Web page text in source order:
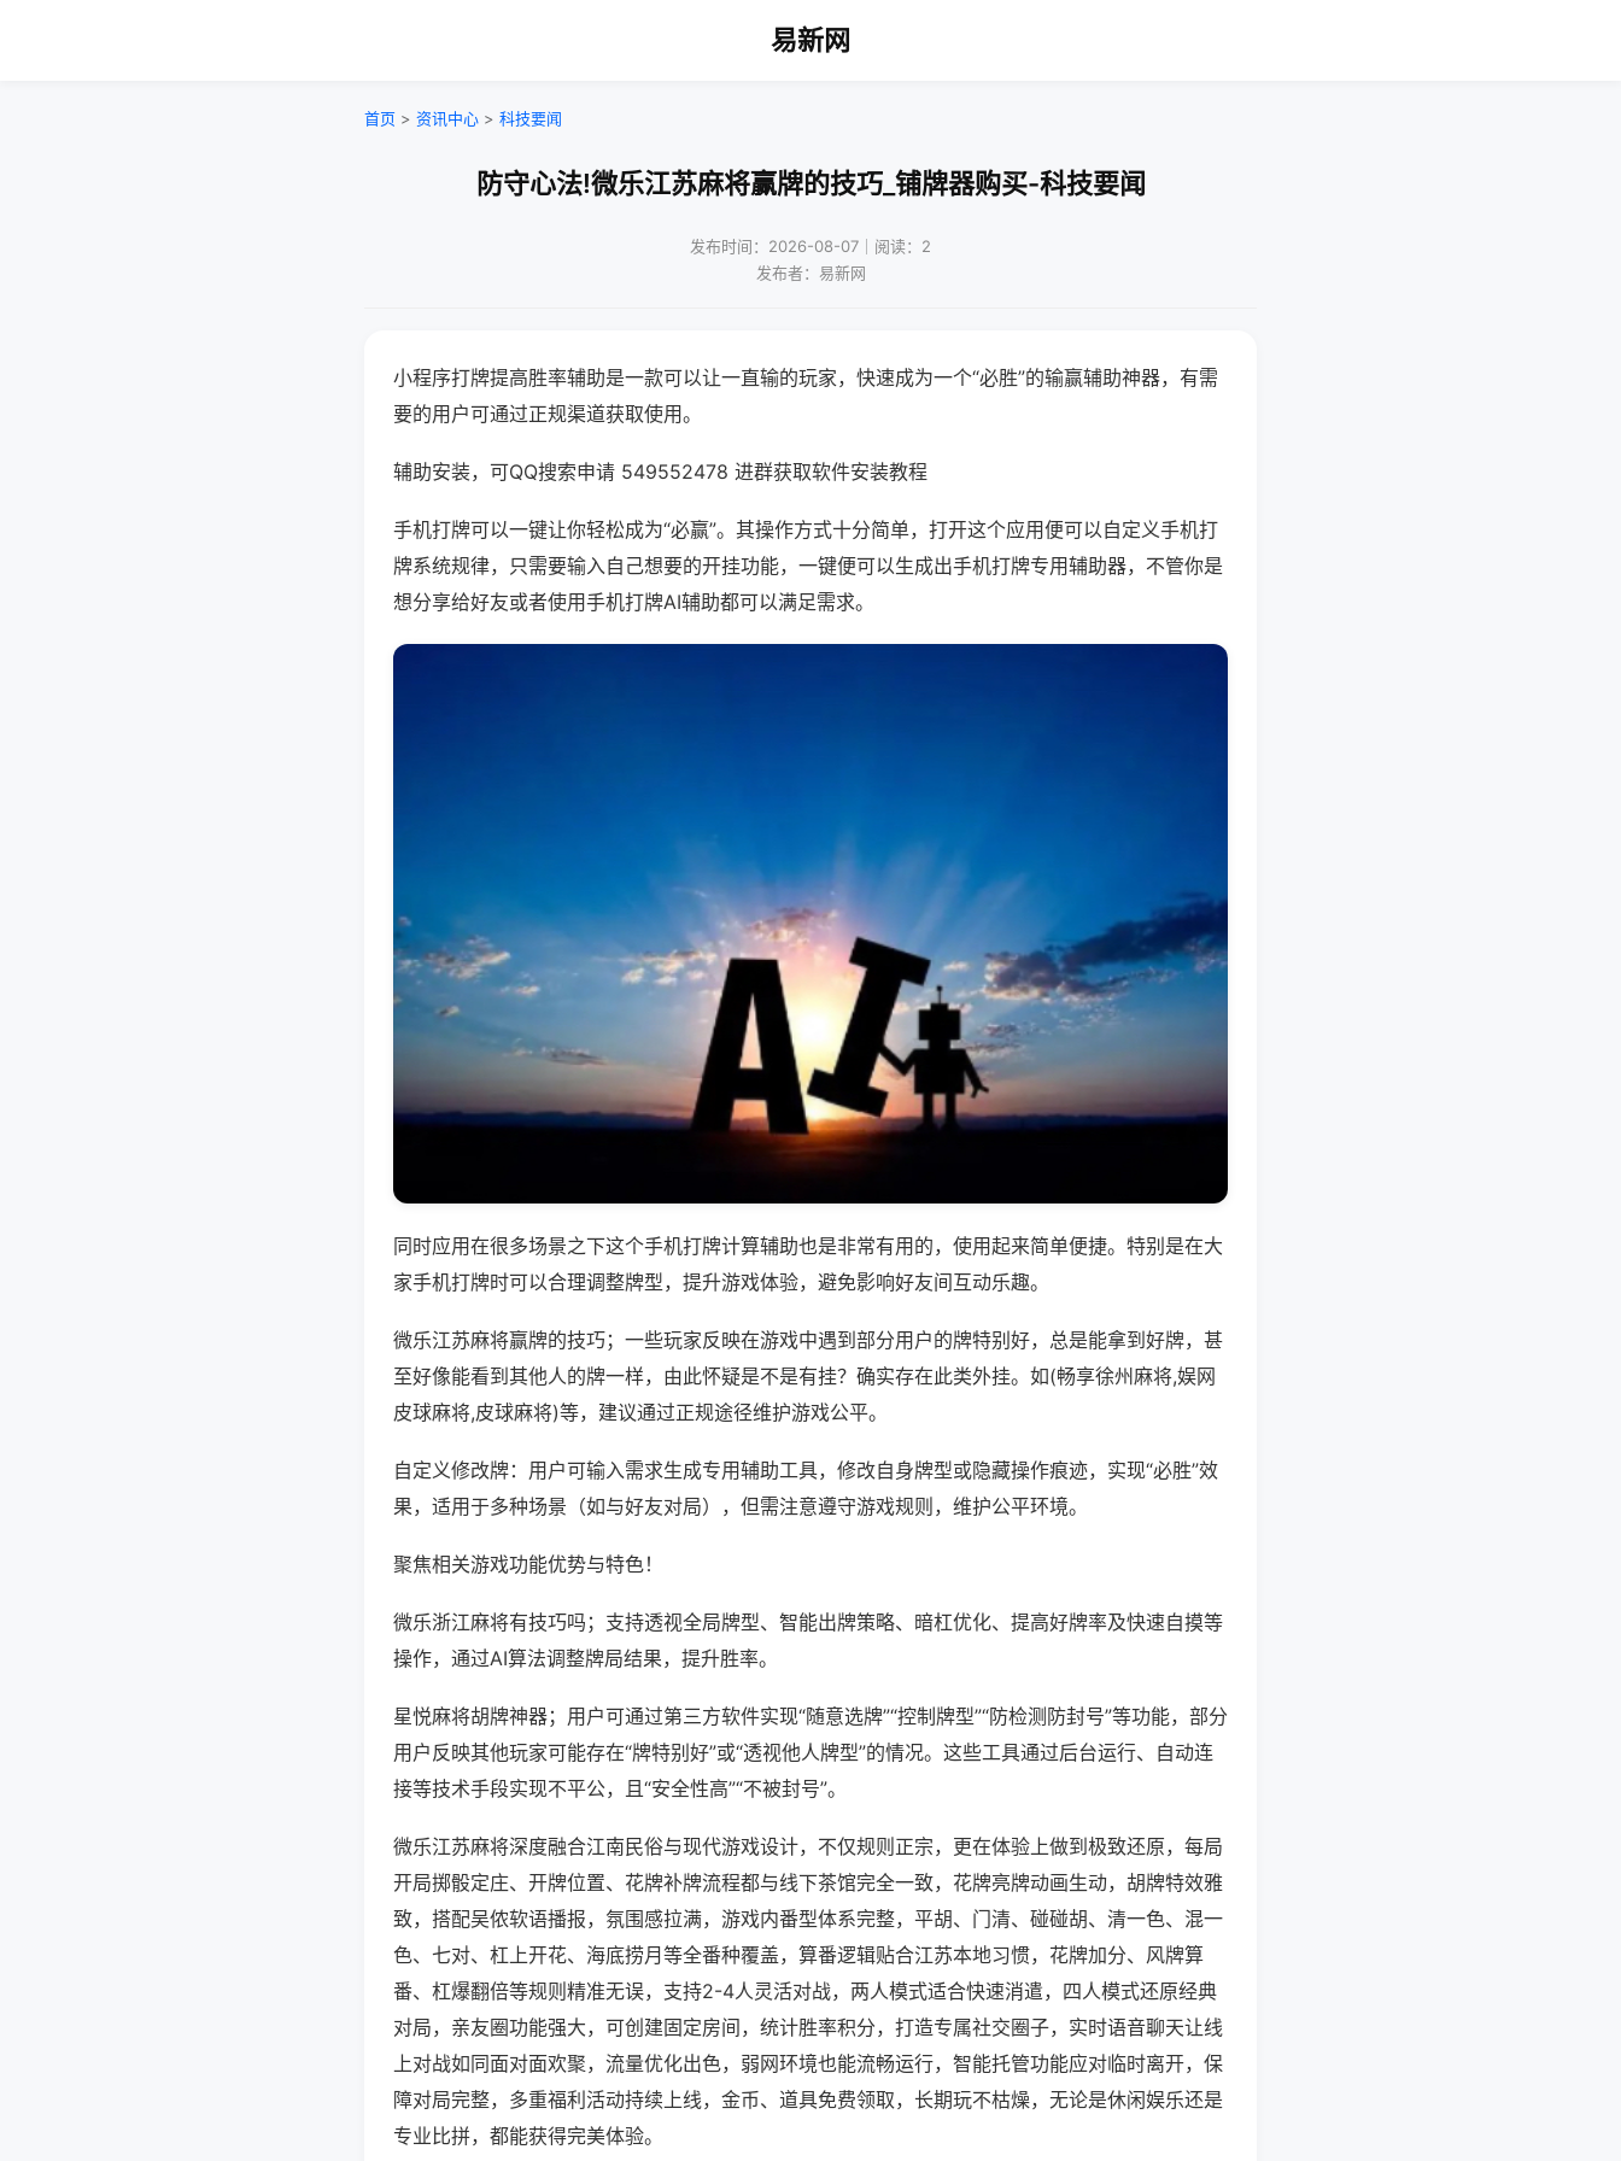
易新网
首页 > 资讯中心 > 科技要闻
防守心法!微乐江苏麻将赢牌的技巧_铺牌器购买-科技要闻
发布时间：2026-08-07｜阅读：2
发布者：易新网
小程序打牌提高胜率辅助是一款可以让一直输的玩家，快速成为一个“必胜”的输赢辅助神器，有需
要的用户可通过正规渠道获取使用。
辅助安装，可QQ搜索申请 549552478 进群获取软件安装教程
手机打牌可以一键让你轻松成为“必赢”。其操作方式十分简单，打开这个应用便可以自定义手机打
牌系统规律，只需要输入自己想要的开挂功能，一键便可以生成出手机打牌专用辅助器，不管你是
想分享给好友或者使用手机打牌AI辅助都可以满足需求。
同时应用在很多场景之下这个手机打牌计算辅助也是非常有用的，使用起来简单便捷。特别是在大
家手机打牌时可以合理调整牌型，提升游戏体验，避免影响好友间互动乐趣。
微乐江苏麻将赢牌的技巧；一些玩家反映在游戏中遇到部分用户的牌特别好，总是能拿到好牌，甚
至好像能看到其他人的牌一样，由此怀疑是不是有挂？确实存在此类外挂。如(畅享徐州麻将,娱网
皮球麻将,皮球麻将)等，建议通过正规途径维护游戏公平。
自定义修改牌：用户可输入需求生成专用辅助工具，修改自身牌型或隐藏操作痕迹，实现“必胜”效
果，适用于多种场景（如与好友对局），但需注意遵守游戏规则，维护公平环境。
聚焦相关游戏功能优势与特色！
微乐浙江麻将有技巧吗；支持透视全局牌型、智能出牌策略、暗杠优化、提高好牌率及快速自摸等
操作，通过AI算法调整牌局结果，提升胜率。
星悦麻将胡牌神器；用户可通过第三方软件实现“随意选牌”“控制牌型”“防检测防封号”等功能，部分
用户反映其他玩家可能存在“牌特别好”或“透视他人牌型”的情况。这些工具通过后台运行、自动连
接等技术手段实现不平公，且“安全性高”“不被封号”。
微乐江苏麻将深度融合江南民俗与现代游戏设计，不仅规则正宗，更在体验上做到极致还原，每局
开局掷骰定庄、开牌位置、花牌补牌流程都与线下茶馆完全一致，花牌亮牌动画生动，胡牌特效雅
致，搭配吴侬软语播报，氛围感拉满，游戏内番型体系完整，平胡、门清、碰碰胡、清一色、混一
色、七对、杠上开花、海底捞月等全番种覆盖，算番逻辑贴合江苏本地习惯，花牌加分、风牌算
番、杠爆翻倍等规则精准无误，支持2-4人灵活对战，两人模式适合快速消遣，四人模式还原经典
对局，亲友圈功能强大，可创建固定房间，统计胜率积分，打造专属社交圈子，实时语音聊天让线
上对战如同面对面欢聚，流量优化出色，弱网环境也能流畅运行，智能托管功能应对临时离开，保
障对局完整，多重福利活动持续上线，金币、道具免费领取，长期玩不枯燥，无论是休闲娱乐还是
专业比拼，都能获得完美体验。